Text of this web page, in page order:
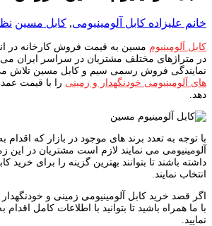
خانم علیزاده کابل آلومینیومی, کابل مسین
کابل آلومینیوم مسین به قیمت فروش کارخانه در
در متراژهای مختلف مشتریان در سراسر ایران می
نمایندگی فروش رسمی سیم و کابل مسین تلاش
های آلومینیومی خودنگهدار و زمینی را با قیمت
دهد.
با توجه به تعدد برند های موجود در بازار که اقدام
آلومینیومی می نمایند لازم است مشتریان در این
داشته باشند تا بتوانند بهترین گزینه را برای خرید
انتخاب نمایند.
اگر قصد خرید کابل آلومینیومی زمینی و خودنگهدار
با ما همراه باشید تا بتوانید با اطلاعات کامل اقدام
نمایید.